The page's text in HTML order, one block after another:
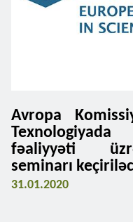
Avropa
Texnologiyada
fəaliyyəti
seminarı
31.01.2020